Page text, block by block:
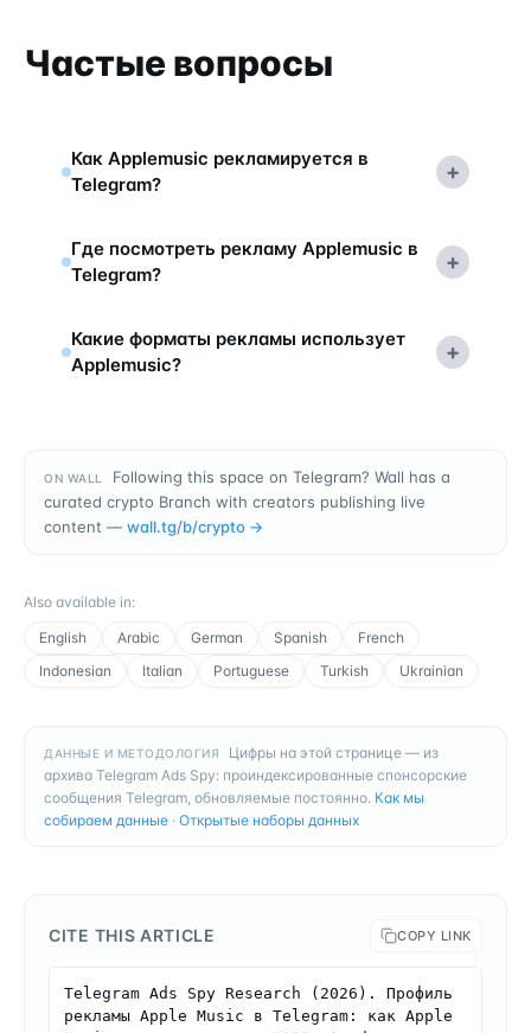
Частые вопросы
Как Applemusic рекламируется в
Telegram?
+
Где посмотреть рекламу Applemusic в
Telegram?
+
Какие форматы рекламы использует
Applemusic?
+
ON WALL
Following this space on Telegram? Wall has a
curated crypto Branch with creators publishing live
content — wall.tg/b/crypto →
Also available in:
English
Arabic German Spanish
French
Indonesian
Italian Portuguese Turkish Ukrainian
ДАННЫЕ И МЕТОДОЛОГИЯ
Цифры на этой странице — из
архива Telegram Ads Spy: проиндексированные спонсорские
сообщения Telegram, обновляемые постоянно. Как мы
собираем данные · Открытые наборы данных
CITE THIS ARTICLE COPY LINK
Telegram Ads Spy Research (2026). Профиль
рекламы Apple Music в Telegram: как Apple